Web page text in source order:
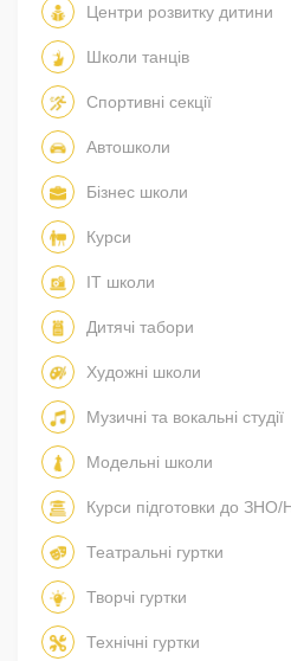
Центри розвитку дитини
Школи танців
Спортивні секції
Автошколи
Бізнес школи
Курси
IT школи
Дитячі табори
Художні школи
Музичні та вокальні студії
Модельні школи
Курси підготовки до
Театральні гуртки
Творчі гуртки
Технічні гуртки